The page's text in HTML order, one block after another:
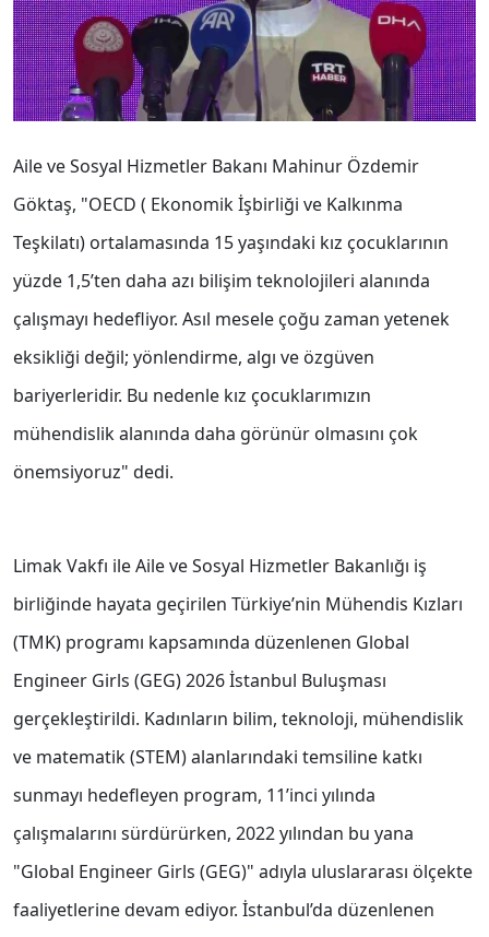
Aile ve Sosyal Hizmetler Bakanı Mahinur Özdemir
Göktaş, "OECD ( Ekonomik İşbirliği ve Kalkınma
Teşkilatı) ortalamasında 15 yaşındaki kız çocuklarının
yüzde 1,5’ten daha azı bilişim teknolojileri alanında
çalışmayı hedefliyor. Asıl mesele çoğu zaman yetenek
eksikliği değil; yönlendirme, algı ve özgüven
bariyerleridir. Bu nedenle kız çocuklarımızın
mühendislik alanında daha görünür olmasını çok
önemsiyoruz" dedi.
Limak Vakfı ile Aile ve Sosyal Hizmetler Bakanlığı iş
birliğinde hayata geçirilen Türkiye’nin Mühendis Kızları
(TMK) programı kapsamında düzenlenen Global
Engineer Girls (GEG) 2026 İstanbul Buluşması
gerçekleştirildi. Kadınların bilim, teknoloji, mühendislik
ve matematik (STEM) alanlarındaki temsiline katkı
sunmayı hedefleyen program, 11’inci yılında
çalışmalarını sürdürürken, 2022 yılından bu yana
"Global Engineer Girls (GEG)" adıyla uluslararası ölçekte
faaliyetlerine devam ediyor. İstanbul’da düzenlenen